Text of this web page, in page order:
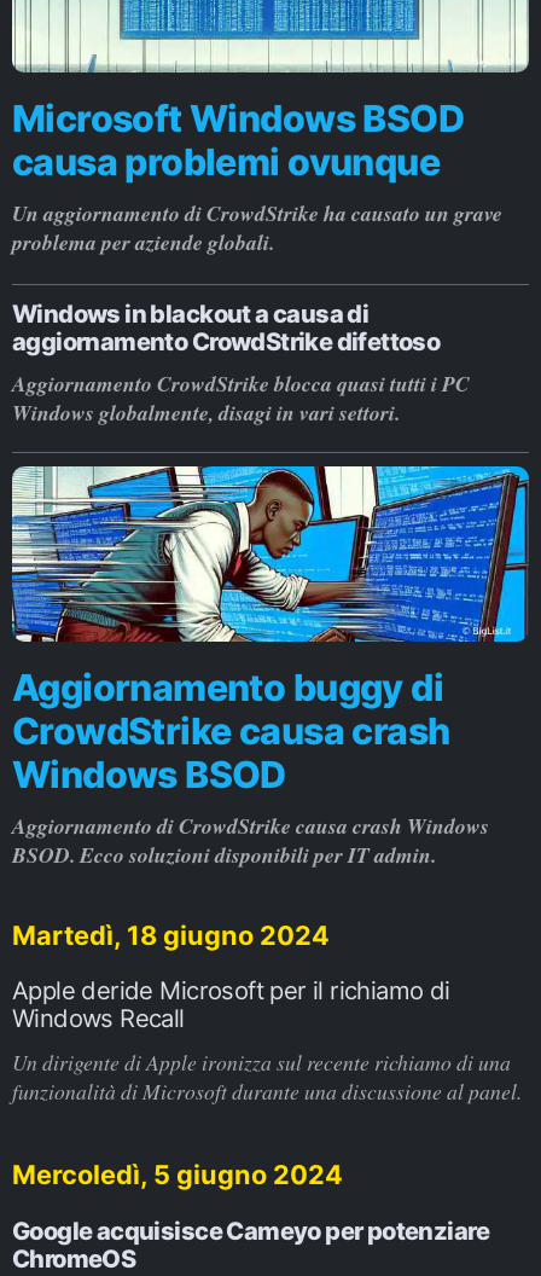
Microsoft Windows BSOD
causa problemi ovunque
Un aggiornamento di CrowdStrike ha causato un grave
problema per aziende globali.
Windows in blackout a causa di
aggiornamento CrowdStrike difettoso
Aggiornamento CrowdStrike blocca quasi tutti i PC
Windows globalmente, disagi in vari settori.
Aggiornamento buggy di
CrowdStrike causa crash
Windows BSOD
Aggiornamento di CrowdStrike causa crash Windows
BSOD. Ecco soluzioni disponibili per IT admin.
Martedì, 18 giugno 2024
Apple deride Microsoft per il richiamo di
Windows Recall
Un dirigente di Apple ironizza sul recente richiamo di una
funzionalità di Microsoft durante una discussione al panel.
Mercoledì, 5 giugno 2024
Google acquisisce Cameyo per potenziare
ChromeOS